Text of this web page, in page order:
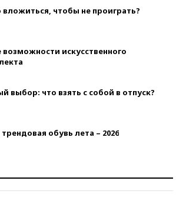
вложиться, чтобы не проиграть?
искусственного
выбор: что взять с собой в отпуск?
обувь лета – 2026